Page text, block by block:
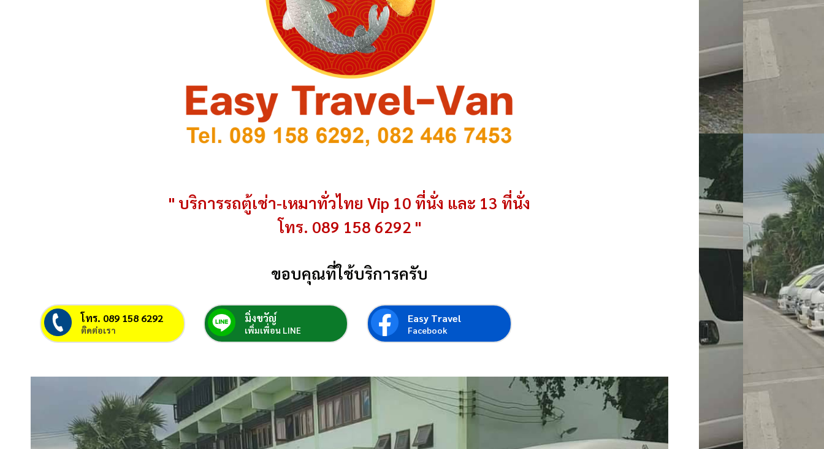
" บริการรถตู้เช่า-เหมาทั่วไทย Vip 10 ที่นั่ง และ 13 ที่นั่ง
โทร. 089 158 6292 "
ขอบคุณที่ใช้บริการครับ
โทร. 089 158 6292
ติดต่อเรา
มิ่งขวัญ์
เพิ่มเพื่อน LINE
Easy Travel
Facebook